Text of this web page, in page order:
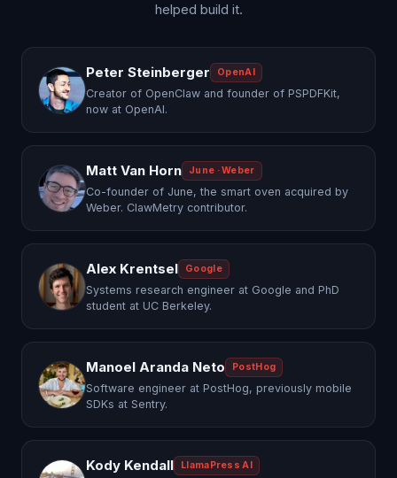
helped build it.
Peter Steinberger OpenAI
Creator of OpenClaw and founder of PSPDFKit,
now at OpenAI.
Matt Van Horn June · Weber
Co-founder of June, the smart oven acquired by
Weber. ClawMetry contributor.
Alex Krentsel Google
Systems research engineer at Google and PhD
student at UC Berkeley.
Manoel Aranda Neto PostHog
Software engineer at PostHog, previously mobile
SDKs at Sentry.
Kody Kendall LlamaPress AI